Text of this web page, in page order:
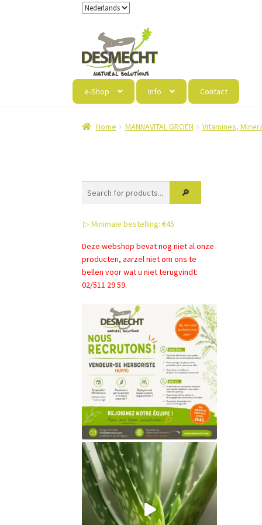
naar
navigatie
de
inhoud
e-Shop Info Contact
Home MANNAVITAL GROEN Vitamines,
▷ Minimale bestelling: €45
Deze webshop bevat nog niet al onze
producten, aarzel niet om ons te
bellen voor wat u niet terugvindt:
02/511 29 59.